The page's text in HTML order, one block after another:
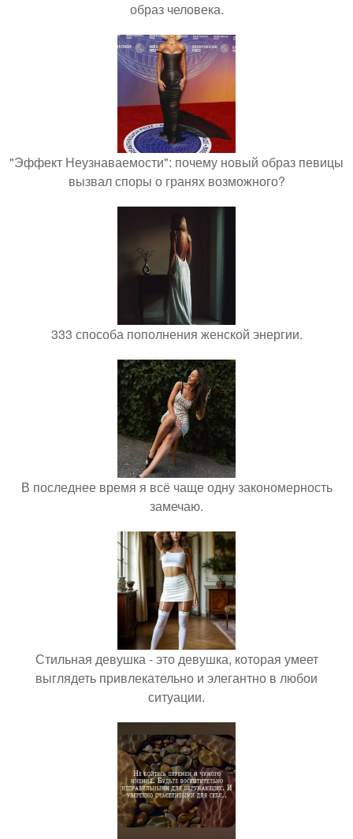
образ человека.
"Эффект Неузнаваемости": почему новый образ певицы
вызвал споры о гранях возможного?
333 способа пополнения женской энергии.
В последнее время я всё чаще одну закономерность
замечаю.
Стильная девушка - это девушка, которая умеет
выглядеть привлекательно и элегантно в любои
ситуации.